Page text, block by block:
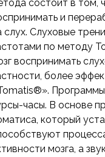
состоит в том,
и
слух. Слуховые
по методу
воспринимать
более
часы. В основе
который
мозга, а